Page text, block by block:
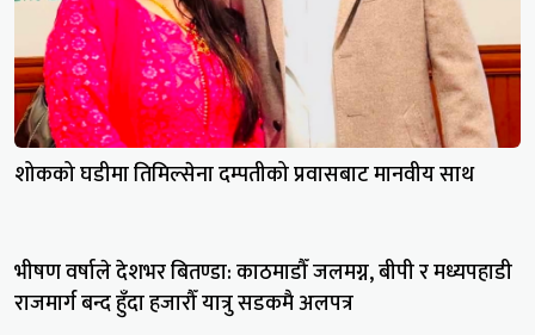
शोकको घडीमा तिमिल्सेना दम्पतीको प्रवासबाट मानवीय साथ
भीषण वर्षाले देशभर बितण्डा: काठमाडौँ जलमग्न, बीपी र मध्यपहाडी
राजमार्ग बन्द हुँदा हजारौँ यात्रु सडकमै अलपत्र